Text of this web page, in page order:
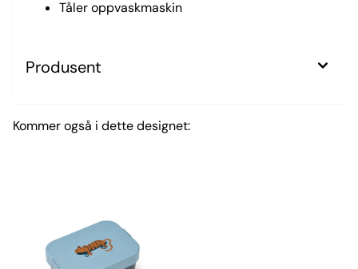
Tåler oppvaskmaskin
Produsent
Kommer også i dette designet: